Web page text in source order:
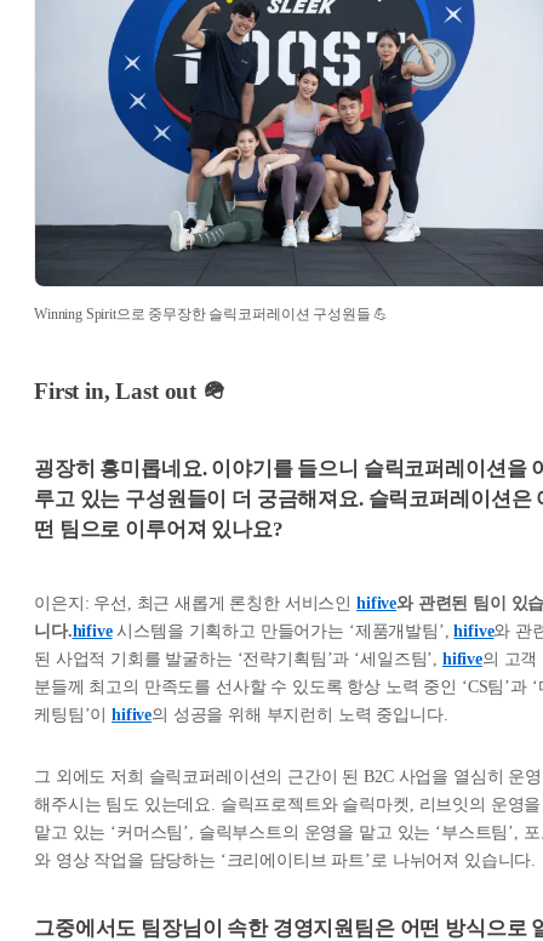
Winning Spirit으로 중무장한 슬릭코퍼레이션 구성원들 💪
First in, Last out 🪖
굉장히 흥미롭네요. 이야기를 들으니 슬릭코퍼레이션을
루고 있는 구성원들이 더 궁금해져요. 슬릭코퍼레이션은
떤 팀으로 이루어져 있나요?
이은지: 우선, 최근 새롭게 론칭한 서비스인 hifive와 관련된 팀이 있
니다.hifive시스템을 기획하고 만들어가는 ‘제품개발팀’,hifive와 관
된 사업적 기회를 발굴하는 ‘전략기획팀’과 ‘세일즈팀’, hifive의 고객
분들께 최고의 만족도를 선사할 수 있도록 항상 노력 중인 ‘CS팀’과 ‘
케팅팀’이hifive의 성공을 위해 부지런히 노력 중입니다.
그 외에도 저희 슬릭코퍼레이션의 근간이 된 B2C 사업을 열심히 운영
해주시는 팀도 있는데요. 슬릭프로젝트와 슬릭마켓, 리브잇의 운영을
맡고 있는 ‘커머스팀’, 슬릭부스트의 운영을 맡고 있는 ‘부스트팀’,
와 영상 작업을 담당하는 ‘크리에이티브 파트’로 나뉘어져 있습니다.
그중에서도 팀장님이 속한 경영지원팀은 어떤 방식으로